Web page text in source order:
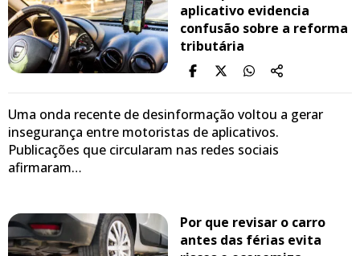
aplicativo evidencia
confusão sobre a reforma
tributária
Uma onda recente de desinformação voltou a gerar
insegurança entre motoristas de aplicativos.
Publicações que circularam nas redes sociais
afirmaram…
Por que revisar o carro
antes das férias evita